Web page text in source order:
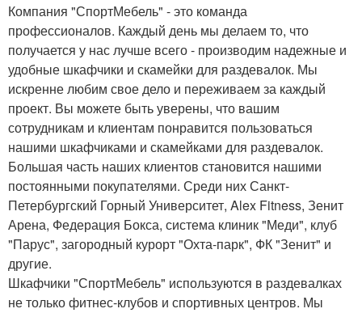
Компания "СпортМебель" - это команда
профессионалов. Каждый день мы делаем то, что
получается у нас лучше всего - производим надежные и
удобные шкафчики и скамейки для раздевалок. Мы
искренне любим свое дело и переживаем за каждый
проект. Вы можете быть уверены, что вашим
сотрудникам и клиентам понравится пользоваться
нашими шкафчиками и скамейками для раздевалок.
Большая часть наших клиентов становится нашими
постоянными покупателями. Среди них Санкт-
Петербургский Горный Университет, Alex Fitness, Зенит
Арена, Федерация Бокса, система клиник "Меди", клуб
"Парус", загородный курорт "Охта-парк", ФК "Зенит" и
другие.
Шкафчики "СпортМебель" используются в раздевалках
не только фитнес-клубов и спортивных центров. Мы